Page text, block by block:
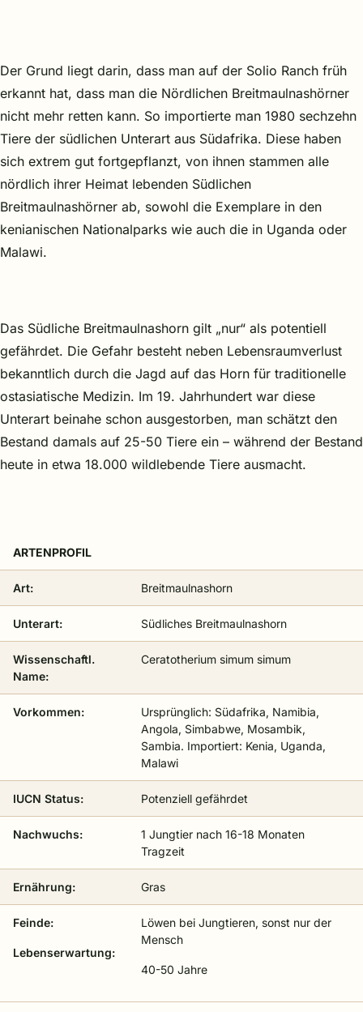
Der Grund liegt darin, dass man auf der Solio Ranch früh
erkannt hat, dass man die Nördlichen Breitmaulnashörner
nicht mehr retten kann. So importierte man 1980 sechzehn
Tiere der südlichen Unterart aus Südafrika. Diese haben
sich extrem gut fortgepflanzt, von ihnen stammen alle
nördlich ihrer Heimat lebenden Südlichen
Breitmaulnashörner ab, sowohl die Exemplare in den
kenianischen Nationalparks wie auch die in Uganda oder
Malawi.
Das Südliche Breitmaulnashorn gilt „nur“ als potentiell
gefährdet. Die Gefahr besteht neben Lebensraumverlust
bekanntlich durch die Jagd auf das Horn für traditionelle
ostasiatische Medizin. Im 19. Jahrhundert war diese
Unterart beinahe schon ausgestorben, man schätzt den
Bestand damals auf 25-50 Tiere ein – während der Bestand
heute in etwa 18.000 wildlebende Tiere ausmacht.
ARTENPROFIL
Art: Breitmaulnashorn
Unterart: Südliches Breitmaulnashorn
Wissenschaftl.
Name:
Ceratotherium simum simum
Vorkommen:
Ursprünglich: Südafrika, Namibia,
Angola, Simbabwe, Mosambik,
Sambia. Importiert: Kenia, Uganda,
Malawi
IUCN Status: Potenziell gefährdet
Nachwuchs:
1 Jungtier nach 16-18 Monaten
Tragzeit
Ernährung: Gras
Feinde:
Lebenserwartung:
Löwen bei Jungtieren, sonst nur der
Mensch
40-50 Jahre